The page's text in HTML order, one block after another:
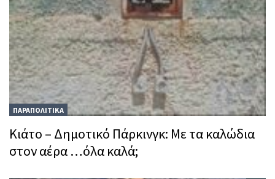
ΠΑΡΑΠΟΛΙΤΙΚΑ
Kιάτο – Δημοτικό Πάρκινγκ: Mε τα καλώδια
στον αέρα …όλα καλά;